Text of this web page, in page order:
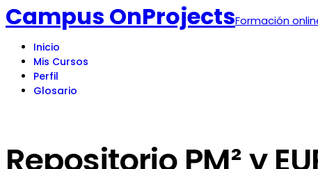
Campus OnProjectsFormación
Inicio
Mis Cursos
Perfil
Glosario